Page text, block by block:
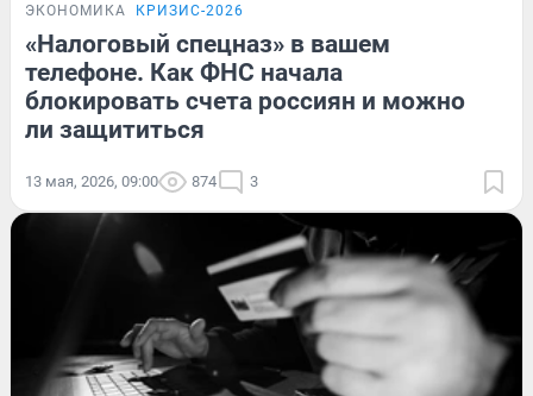
ЭКОНОМИКА КРИЗИС-2026
«Налоговый спецназ» в вашем
телефоне. Как ФНС начала
блокировать счета россиян и можно
ли защититься
13 мая, 2026, 09:00 874 3